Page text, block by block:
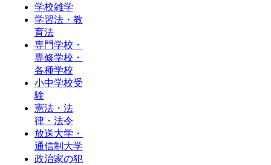
学校雑学
学習法・教
育法
専門学校・
専修学校・
各種学校
小中学校受
験
憲法・法
律・法令
放送大学・
通信制大学
政治家の犯